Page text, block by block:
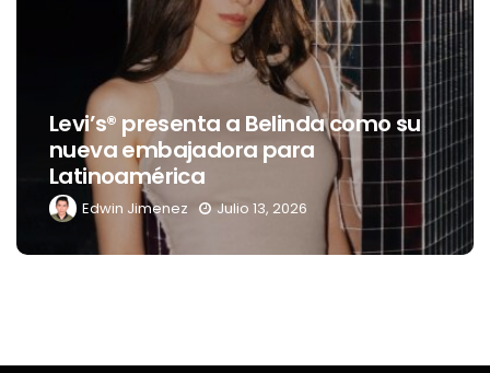
Destino Dos Equis 2026: La gran
celebración sonora que
transformará las noches de Boca
del Río y Mérida
Edwin Jimenez Julio 13, 2026